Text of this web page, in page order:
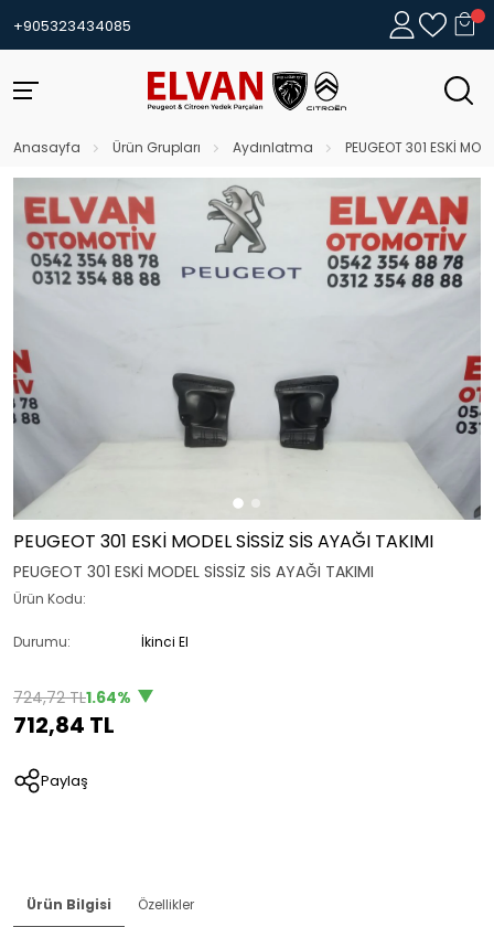
+905323434085
Anasayfa Ürün Grupları Aydınlatma PEUGEOT 301 ESKİ
PEUGEOT 301 ESKİ MODEL SİSSİZ SİS AYAĞI TAKIMI
PEUGEOT 301 ESKİ MODEL SİSSİZ SİS AYAĞI TAKIMI
Ürün Kodu:
Durumu: İkinci El
724,72 TL1.64%
712,84 TL
Paylaş
Ürün Bilgisi Özellikler